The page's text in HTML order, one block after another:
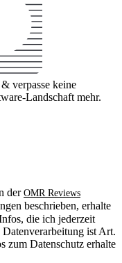
verpasse keine
Landschaft mehr.
derOMR Reviews
beschrieben, erhalte
die ich jederzeit
ist Art.
zum Datenschutz erhalte